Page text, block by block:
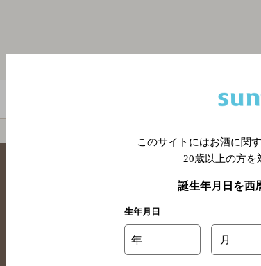
関連
このサイトにはお酒に関
20歳以上の方を
誕生年月日を西
生年月日
年 月